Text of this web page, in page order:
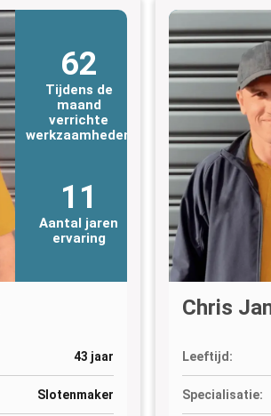
62
Tijdens de
maand
verrichte
werkzaamheden
11
Aantal jaren
ervaring
43 jaar
Slotenmaker
Chris
Leeftijd:
Specialisatie: